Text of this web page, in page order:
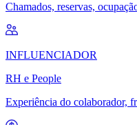
Chamados, reservas,
INFLUENCIADOR
RH e People
Experiência do colaborador,